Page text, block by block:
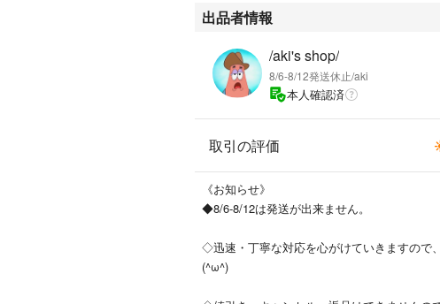
出品者情報
/aki's shop/
8/6-8/12発送休止/aki
本人確認済
取引の評価
《お知らせ》
◆8/6-8/12は発送が出来ません。
◇迅速・丁寧な対応を心がけていきますので
(^ω^)